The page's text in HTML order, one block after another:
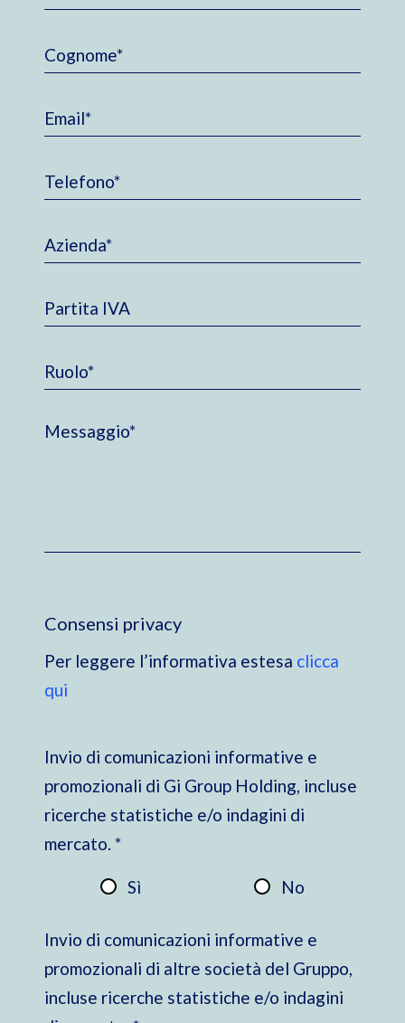
Consensi privacy
Per leggere l’informativa estesa clicca
qui
Invio di comunicazioni informative e
promozionali di Gi Group Holding, incluse
ricerche statistiche e/o indagini di
mercato. *
Sì No
Invio di comunicazioni informative e
promozionali di altre società del Gruppo,
incluse ricerche statistiche e/o indagini